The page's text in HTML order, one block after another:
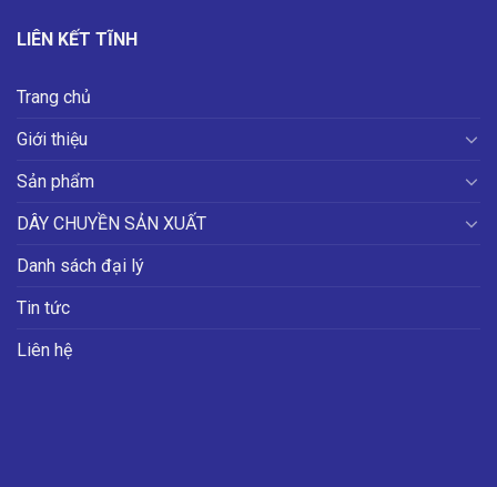
LIÊN KẾT TĨNH
Trang chủ
Giới thiệu
Sản phẩm
DÂY CHUYỀN SẢN XUẤT
Danh sách đại lý
Tin tức
Liên hệ